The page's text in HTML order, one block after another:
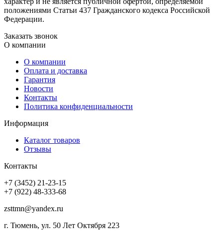
положениями Статьи 437 Гражданского кодекса Российской
Федерации.
Заказать звонок
О компании
О компании
Оплата и доставка
Гарантия
Новости
Контакты
Политика конфиденциальности
Информация
Каталог товаров
Отзывы
Контакты
+7 (3452) 21-23-15
+7 (922) 48-333-68
zsttmn@yandex.ru
г. Тюмень, ул. 50 Лет Октября 223